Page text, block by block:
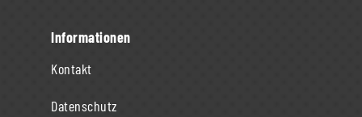
Informationen
Kontakt
Datenschutz